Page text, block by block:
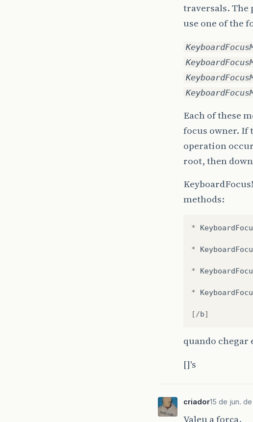
traversals.
use one of the
Each of these
focus owner. If
operation
root, then
methods:
*
*
*
*
[/b]
quando chegar
[]'s
criador15 de jun. de
Valeu a força.